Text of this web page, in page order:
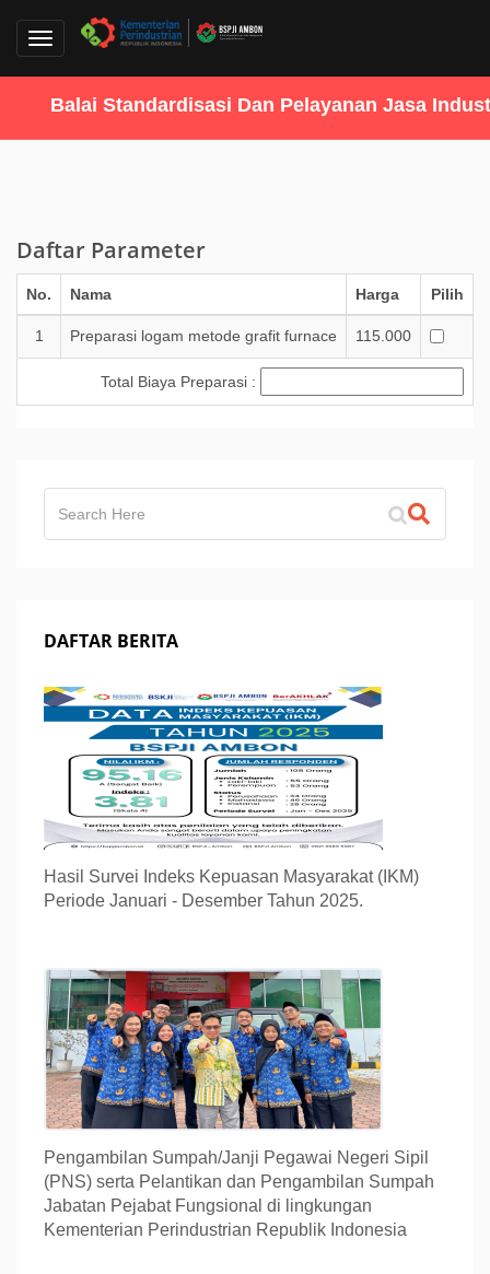
Toggle
Balai Standardisasi Dan Pelayanan Jasa Industri
Daftar Parameter
No. Nama Harga Pilih
1 Preparasi logam metode grafit furnace 115.000
Total Biaya Preparasi :
DAFTAR BERITA
Hasil Survei Indeks Kepuasan Masyarakat (IKM)
Periode Januari - Desember Tahun 2025.
Pengambilan Sumpah/Janji Pegawai Negeri Sipil
(PNS) serta Pelantikan dan Pengambilan Sumpah
Jabatan Pejabat Fungsional di lingkungan
Kementerian Perindustrian Republik Indonesia